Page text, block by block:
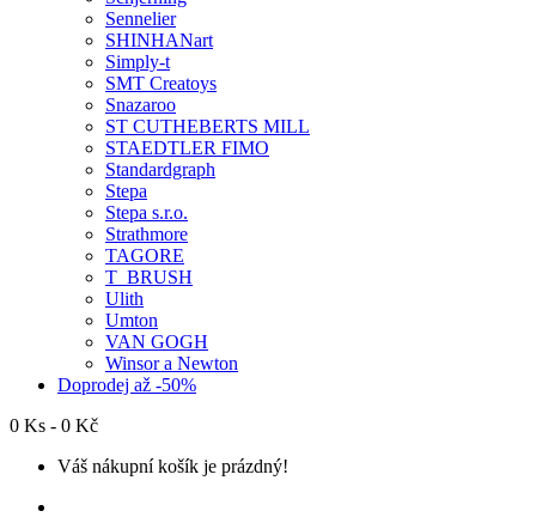
Sennelier
SHINHANart
Simply-t
SMT Creatoys
Snazaroo
ST CUTHEBERTS MILL
STAEDTLER FIMO
Standardgraph
Stepa
Stepa s.r.o.
Strathmore
TAGORE
T_BRUSH
Ulith
Umton
VAN GOGH
Winsor a Newton
Doprodej až -50%
0 Ks - 0 Kč
Váš nákupní košík je prázdný!